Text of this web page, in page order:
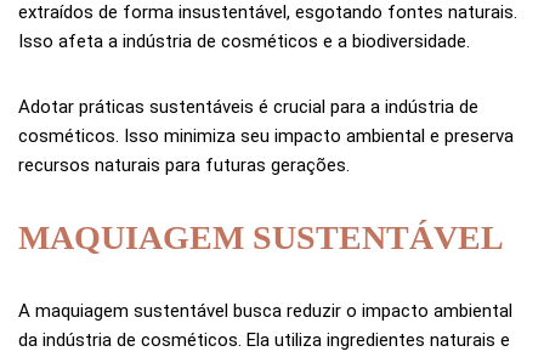
extraídos de forma insustentável, esgotando fontes naturais.
Isso afeta a indústria de cosméticos e a biodiversidade.
Adotar práticas sustentáveis é crucial para a indústria de
cosméticos. Isso minimiza seu impacto ambiental e preserva
recursos naturais para futuras gerações.
MAQUIAGEM SUSTENTÁVEL
A maquiagem sustentável busca reduzir o impacto ambiental
da indústria de cosméticos. Ela utiliza ingredientes naturais e